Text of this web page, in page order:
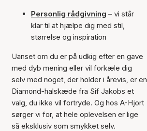
Personlig rådgivning – vi står
klar til at hjælpe dig med stil,
størrelse og inspiration
Uanset om du er på udkig efter en gave
med dyb mening eller vil forkæle dig
selv med noget, der holder i årevis, er en
Diamond-halskæde fra Sif Jakobs et
valg, du ikke vil fortryde. Og hos A-Hjort
sørger vi for, at hele oplevelsen er lige
så eksklusiv som smykket selv.